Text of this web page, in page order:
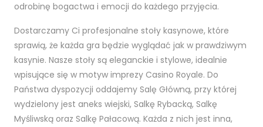
odrobinę bogactwa i emocji do każdego przyjęcia.
Dostarczamy Ci profesjonalne stoły kasynowe, które
sprawią, że każda gra będzie wyglądać jak w prawdziwym
kasynie. Nasze stoły są eleganckie i stylowe, idealnie
wpisujące się w motyw imprezy Casino Royale. Do
Państwa dyspozycji oddajemy Salę Główną, przy której
wydzielony jest aneks wiejski, Salkę Rybacką, Salkę
Myśliwską oraz Salkę Pałacową. Każda z nich jest inna,